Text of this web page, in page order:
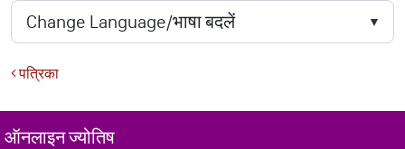
पत्रिका
ऑनलाइन ज्योतिष